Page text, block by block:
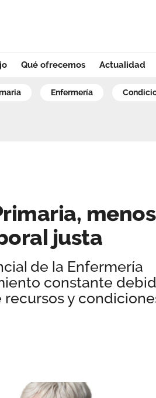
Qué ofrecemos Actualidad
enfermería
menos
justa
de la Enfermería
constante
y